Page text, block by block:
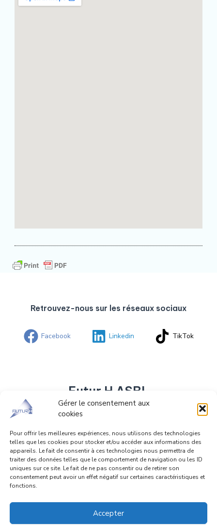
Gérer le consentement aux
cookies
Pour offrir les meilleures expériences, nous utilisons des technologies
telles que les cookies pour stocker et/ou accéder aux informations des
appareils. Le fait de consentir à ces technologies nous permettra de
traiter des données telles que le comportement de navigation ou les ID
uniques sur ce site. Le fait de ne pas consentir ou de retirer son
consentement peut avoir un effet négatif sur certaines caractéristiques et
fonctions.
Accepter
Retrouvez-nous sur les réseaux sociaux
Facebook Linkedin TikTok
Futur H ASBL
04/344.17.73 0483/20.08.03
info@futurh.be
Copyright © 2026 Futur H. Powered by Futur H.